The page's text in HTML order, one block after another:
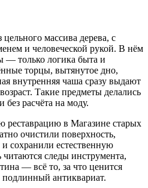
массива дерева, с
и человеческой рукой. В нём
— только логика быта и
торцы, вытянутое дно,
внутренняя чаша сразу выдают
Такие предметы делались
без расчёта на моду.
в Магазине старых
очистили поверхность,
сохранили естественную
читаются следы инструмента,
— всё то, за что ценится
подлинный антиквариат.